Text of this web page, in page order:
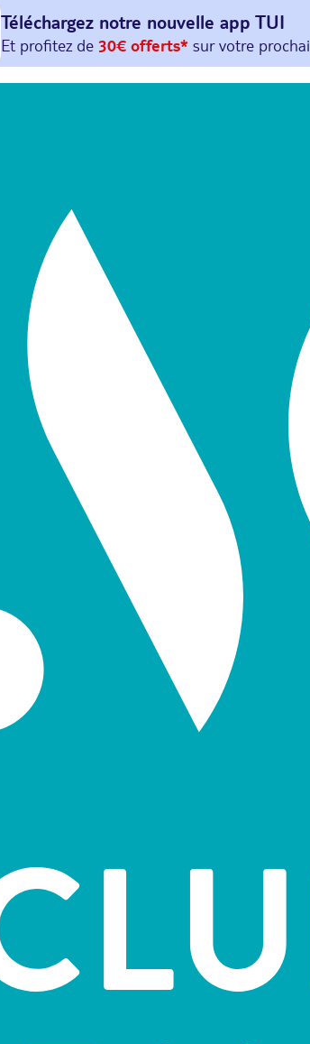
Téléchargez notre nouvelle app TUI
Et profitez de 30€ offerts*sur votreprochain
avec le code : HAPPYAPP